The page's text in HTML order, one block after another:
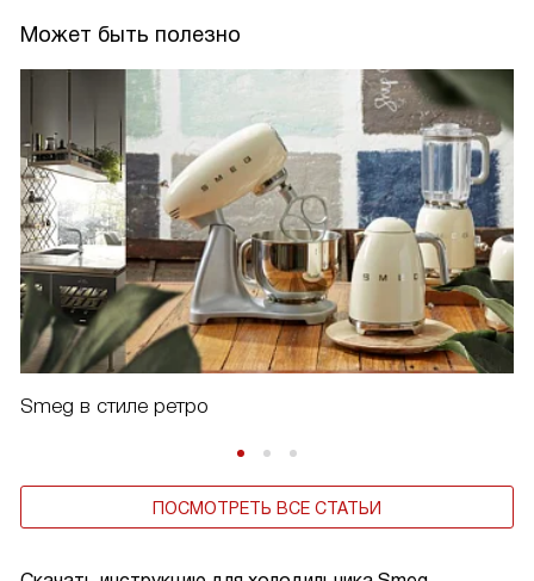
Может быть полезно
Smeg в стиле ретро
ПОСМОТРЕТЬ ВСЕ СТАТЬИ